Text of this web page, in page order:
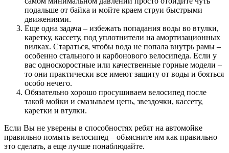
подальше от байка и мойте краем струи быстрыми
движениями.
Еще одна задача – избежать попадания воды во втулки,
каретку, кассету, под уплотнители на амортизационных
вилках. Стараться, чтобы вода не попала внутрь рамы –
особенно стального и карбонового велосипеда. Если у
вас односкоростные или качественные горные модели –
то они практически все имеют защиту от воды и бояться
особо нечего.
Обязательно хорошо просушиваем велосипед после
такой мойки и смазываем цепь, звездочки, кассету,
каретки и втулки.
Если Вы не уверены в способностях ребят на автомойке
правильно помыть велосипед – объясните им как правильно
это сделать, а еще лучше понаблюдайте.